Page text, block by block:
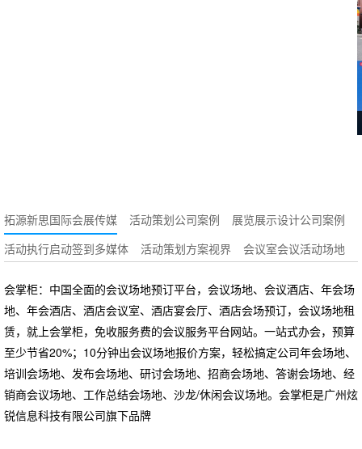
拓源新思国际会展传媒 活动策划公司案例
展览展示设计公司案例
活动执行启动签到多媒体
活动策划方案视界 会议室会议活动场地
会掌柜：中国全面的会议场地预订平台，会议场地、会议酒店、年会场
地、年会酒店、酒店会议室、酒店宴会厅、酒店会场预订，会议场地租
赁，就上会掌柜，免收服务费的会议服务平台网站。一站式办会，预算
至少节省20%；10分钟出会议场地报价方案，轻松搞定公司年会场地、
培训会场地、发布会场地、研讨会场地、招商会场地、答谢会场地、经
销商会议场地、工作总结会场地、沙龙/休闲会议场地。会掌柜是广州炫
锐信息科技有限公司旗下品牌